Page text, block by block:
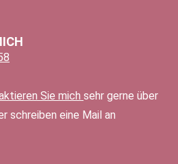
Sie mich sehr gerne über
schreiben eine Mail an